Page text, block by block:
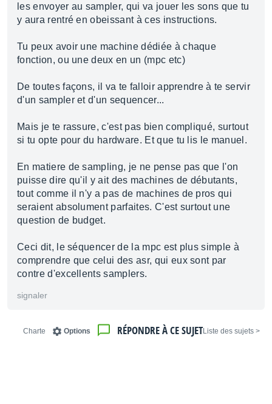
les envoyer au sampler, qui va jouer les sons que tu
y aura rentré en obeissant à ces instructions.
Tu peux avoir une machine dédiée à chaque
fonction, ou une deux en un (mpc etc)
De toutes façons, il va te falloir apprendre à te servir
d'un sampler et d'un sequencer...
Mais je te rassure, c'est pas bien compliqué, surtout
si tu opte pour du hardware. Et que tu lis le manuel.
En matiere de sampling, je ne pense pas que l'on
puisse dire qu'il y ait des machines de débutants,
tout comme il n'y a pas de machines de pros qui
seraient absolument parfaites. C'est surtout une
question de budget.
Ceci dit, le séquencer de la mpc est plus simple à
comprendre que celui des asr, qui eux sont par
contre d'excellents samplers.
signaler
< Liste des sujets
RÉPONDRE À CE SUJET
Options
Charte